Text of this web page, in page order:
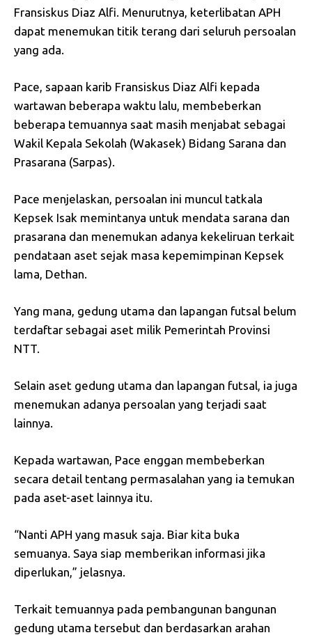
Fransiskus Diaz Alfi. Menurutnya, keterlibatan APH
dapat menemukan titik terang dari seluruh persoalan
yang ada.
Pace, sapaan karib Fransiskus Diaz Alfi kepada
wartawan beberapa waktu lalu, membeberkan
beberapa temuannya saat masih menjabat sebagai
Wakil Kepala Sekolah (Wakasek) Bidang Sarana dan
Prasarana (Sarpas).
Pace menjelaskan, persoalan ini muncul tatkala
Kepsek Isak memintanya untuk mendata sarana dan
prasarana dan menemukan adanya kekeliruan terkait
pendataan aset sejak masa kepemimpinan Kepsek
lama, Dethan.
Yang mana, gedung utama dan lapangan futsal belum
terdaftar sebagai aset milik Pemerintah Provinsi
NTT.
Selain aset gedung utama dan lapangan futsal, ia juga
menemukan adanya persoalan yang terjadi saat
lainnya.
Kepada wartawan, Pace enggan membeberkan
secara detail tentang permasalahan yang ia temukan
pada aset-aset lainnya itu.
“Nanti APH yang masuk saja. Biar kita buka
semuanya. Saya siap memberikan informasi jika
diperlukan,” jelasnya.
Terkait temuannya pada pembangunan bangunan
gedung utama tersebut dan berdasarkan arahan